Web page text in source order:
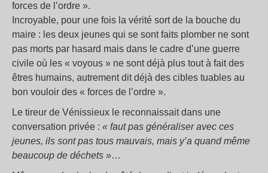
forces de l’ordre ».
Incroyable, pour une fois la vérité sort de la bouche du
maire : les deux jeunes qui se sont faits plomber ne sont
pas morts par hasard mais dans le cadre d’une guerre
civile où les « voyous » ne sont déjà plus tout à fait des
êtres humains, autrement dit déjà des cibles tuables au
bon vouloir des « forces de l’ordre ».
Le tireur de Vénissieux le reconnaissait dans une
conversation privée : « faut pas généraliser avec ces
jeunes, ils sont pas tous mauvais, mais y’a quand même
beaucoup de déchets »…